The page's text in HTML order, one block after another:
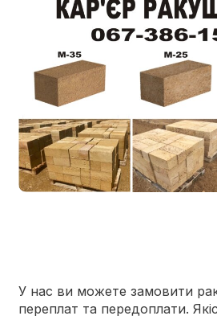
У нас ви можете замовити
переплат та передоплати.